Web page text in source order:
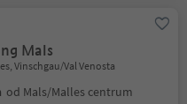
Mals
Vinschgau/Val Venosta
od Mals/Malles centrum